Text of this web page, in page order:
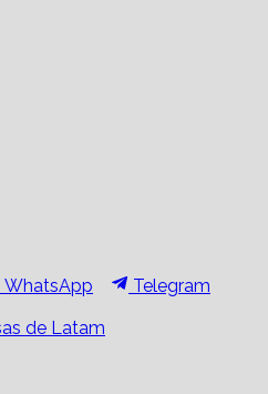
Share
WhatsApp
Share
Telegram
de Latam